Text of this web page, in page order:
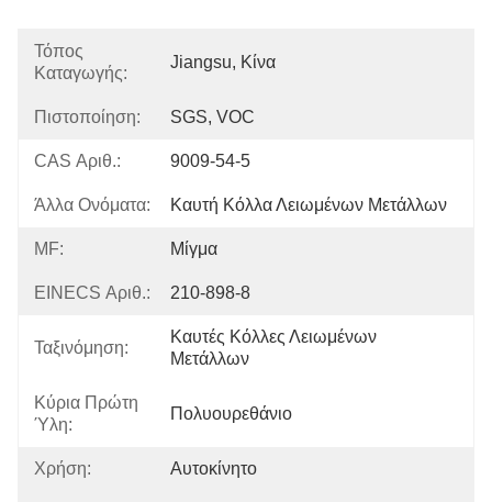
Τόπος
Καταγωγής:
Jiangsu, Κίνα
Πιστοποίηση: SGS, VOC
CAS Αριθ.: 9009-54-5
Άλλα Ονόματα: Καυτή Κόλλα Λειωμένων Μετάλλων
MF: Μίγμα
EINECS Αριθ.: 210-898-8
Ταξινόμηση:
Καυτές Κόλλες Λειωμένων
Μετάλλων
Κύρια Πρώτη
Ύλη:
Πολυουρεθάνιο
Χρήση: Αυτοκίνητο